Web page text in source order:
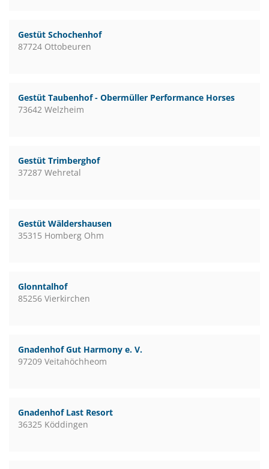
Gestüt Schochenhof
87724 Ottobeuren
Gestüt Taubenhof - Obermüller Performance Horses
73642 Welzheim
Gestüt Trimberghof
37287 Wehretal
Gestüt Wäldershausen
35315 Homberg Ohm
Glonntalhof
85256 Vierkirchen
Gnadenhof Gut Harmony e. V.
97209 Veitahöchheom
Gnadenhof Last Resort
36325 Köddingen